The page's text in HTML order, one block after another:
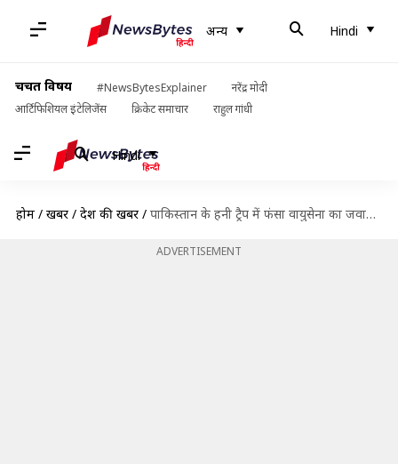
अन्य Hindi
चर्चित विषय #NewsBytesExplainer
नरेंद्र मोदी
आर्टिफिशियल इंटेलिजेंस
क्रिकेट समाचार राहुल गांधी
Hindi
होम / खबरें / देश की खबरें / पाकिस्तान के हनी ट्रैप में फंसा वायुसेना का जवान, संवेदनशील जानकारी लीक करने के लिए गिरफ्तार
ADVERTISEMENT